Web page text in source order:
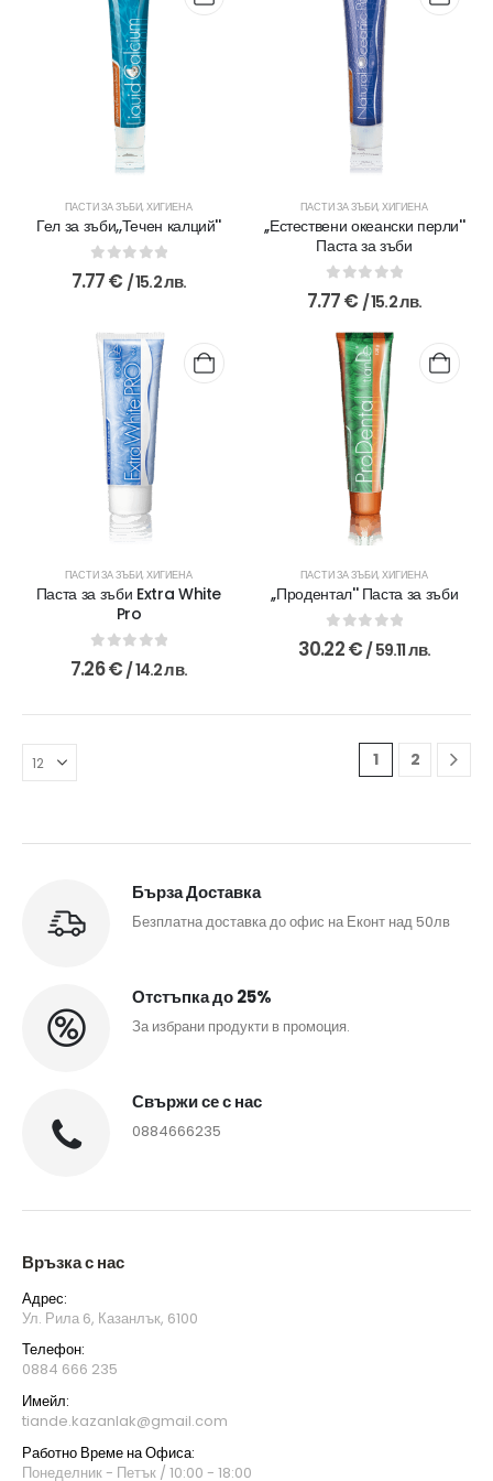
17.7
лв..
ПАСТИ ЗА ЗЪБИ,ХИГИЕНА
Гел за зъби,,Течен калций''
0out of 5
7.77€ / 15.2 лв.
ПАСТИ ЗА ЗЪБИ,ХИГИЕНА
,,Естествени океански перли''
Паста за зъби
0out of 5
7.77€ / 15.2 лв.
ПАСТИ ЗА ЗЪБИ,ХИГИЕНА
Паста за зъби Extra White
Pro
0out of 5
7.26€ / 14.2 лв.
ПАСТИ ЗА ЗЪБИ,ХИГИЕНА
,,Продентал'' Паста за зъби
0out of 5
30.22€ / 59.11 лв.
1 2
Бърза Доставка
Безплатна доставка до офис на Еконт над 50лв
Отстъпка до 25%
За избрани продукти в промоция.
Свържи се с нас
0884666235
Връзка с нас
Адрес:
Ул. Рила 6, Казанлък, 6100
Телефон:
0884 666 235
Имейл:
tiande.kazanlak@gmail.com
Работно Време на Офиса:
Понеделник - Петък / 10:00 - 18:00